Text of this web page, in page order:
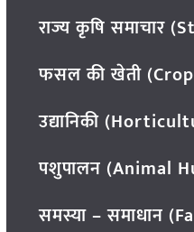
राज्य कृषि समाचार
फसल की खेती
उद्यानिकी
पशुपालन (Animal
समस्या – समाधान